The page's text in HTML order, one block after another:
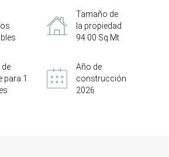
Tamaño de
la propiedad
94.00 Sq Mt
de
para 1
Año de
construcción
2026